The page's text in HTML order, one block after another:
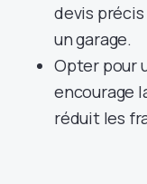
devis
un garage.
Opter pour
encourage
réduit les